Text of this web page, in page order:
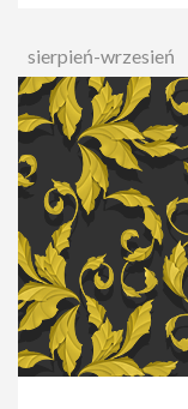
sierpień-wrzesień